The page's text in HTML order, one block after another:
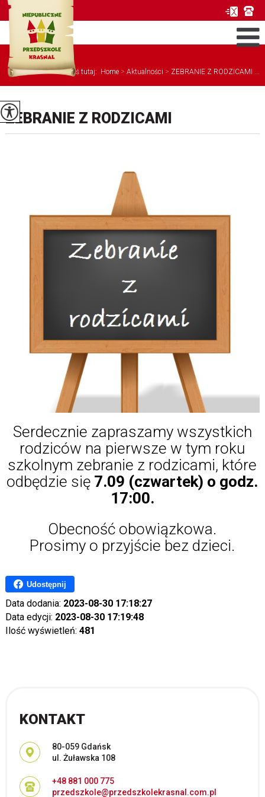
Jesteś tutaj: Home > Aktualności > ZEBRANIE Z RODZICAMI ...
ZEBRANIE Z RODZICAMI
Serdecznie zapraszamy wszystkich
rodziców na pierwsze w tym roku
szkolnym zebranie z rodzicami, które
odbędzie się 7.09 (czwartek) o godz.
17:00.
Obecność obowiązkowa.
Prosimy o przyjście bez dzieci.
Udostępnij
Data dodania: 2023-08-30 17:18:27
Data edycji: 2023-08-30 17:19:48
Ilość wyświetleń: 481
KONTAKT
Adres pocztowy:
80-059 Gdańsk
ul. Żuławska 108
+48 881 000 775
przedszkole@przedszkolekrasnal.com.pl